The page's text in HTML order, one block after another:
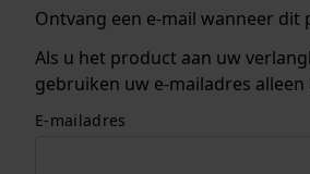
Ontvang een e-mail wanneer
Als u het product aan uw
gebruiken uw e-mailadres
E-mailadres